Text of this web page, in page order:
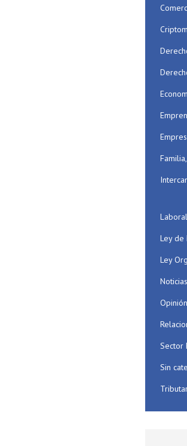
Laboral
Ley de
Ley
Noticias
Opinión
Sector
Sin